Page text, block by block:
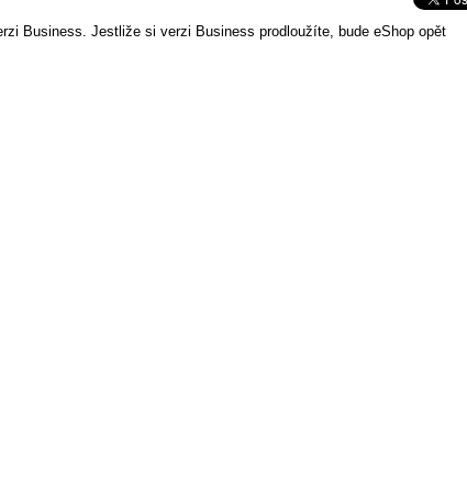
Business. Jestliže si verzi Business prodloužíte, bude eShop opět